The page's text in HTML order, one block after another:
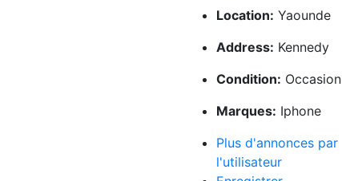
Location: Yaounde
Address: Kennedy
Condition: Occasion
Marques: Iphone
Plus d'annonces par
l'utilisateur